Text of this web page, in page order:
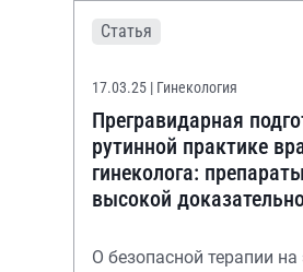
Статья
17.03.25 | Гинекология
Прегравидарная
рутинной практике
гинеколога:
высокой
О безопасной терапии на